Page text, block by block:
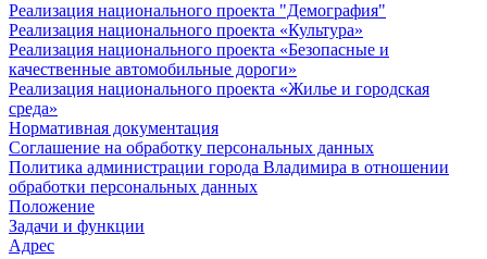
Реализация национального проекта "Демография"
Реализация национального проекта «Культура»
Реализация национального проекта «Безопасные и
качественные автомобильные дороги»
Реализация национального проекта «Жилье и городская
среда»
Нормативная документация
Соглашение на обработку персональных данных
Политика администрации города Владимира в отношении
обработки персональных данных
Положение
Задачи и функции
Адрес